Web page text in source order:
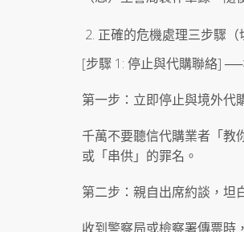
正確的危機處理三步驟（
[步驟 1: 停止與代購聯絡]
第一步：立即停止與境外代
千萬不要聽信代購業者「教
或「串供」的罪名。
第二步：親自出席約談，坦
收到警察局或檢察署傳票時